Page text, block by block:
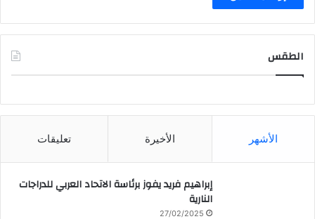
الطقس
الأشهر الأخيرة تعليقات
إبراهيم فريد يفوز برئاسة الاتحاد العربي للدراجات
النارية
27/02/2025